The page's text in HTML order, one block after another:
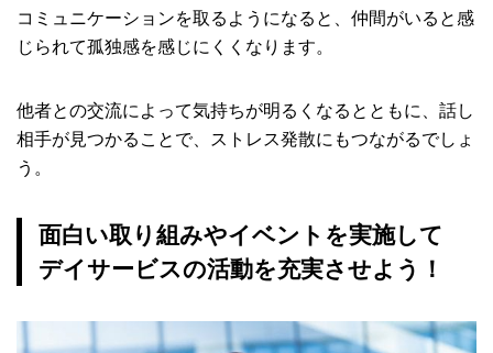
コミュニケーションを取るようになると、仲間がいると感
じられて孤独感を感じにくくなります。
他者との交流によって気持ちが明るくなるとともに、話し
相手が見つかることで、ストレス発散にもつながるでしょ
う。
面白い取り組みやイベントを実施して
デイサービスの活動を充実させよう！